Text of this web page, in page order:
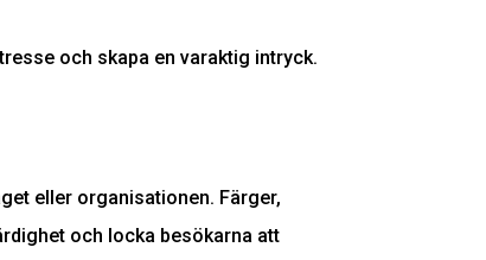
och skapa en varaktig intryck.
eller organisationen. Färger,
och locka besökarna att